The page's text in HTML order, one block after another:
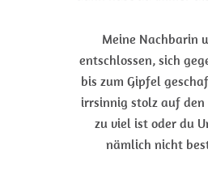
Meine Nachbarin
entschlossen, sich
bis zum Gipfel
irrsinnig stolz auf den
zu viel ist oder du
nämlich nicht